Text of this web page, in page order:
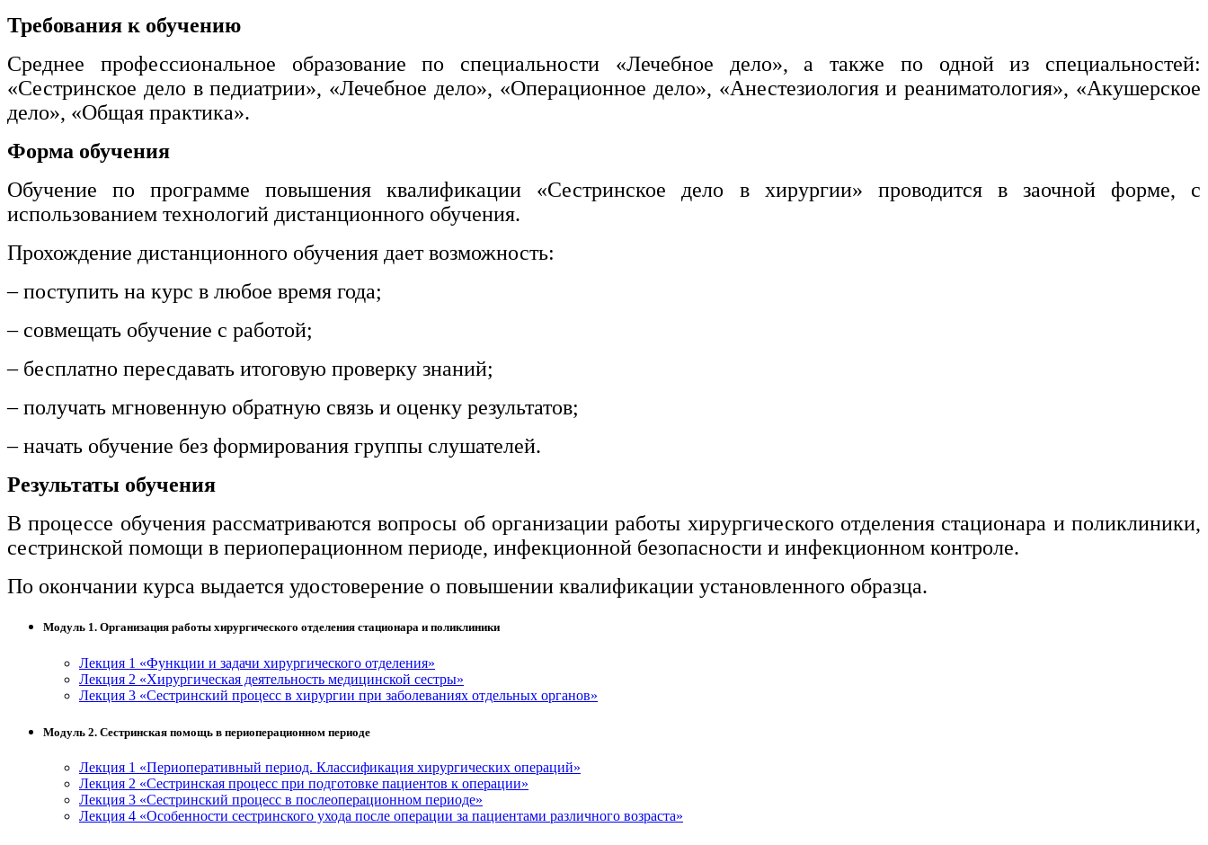
Средства массовой информации и
информативно-библиотечное дело
Управление в технических системах
Ветеринария и зоотехника
Подготовка к периодической
Основные Услуги
Дополнительные Услуги
Требования к обучению
Среднее профессиональное образование по специальности «Лечебное дело», а также по одной из специальностей:
«Сестринское дело в педиатрии», «Лечебное дело», «Операционное дело», «Анестезиология и реаниматология», «Акушерское
дело», «Общая практика».
Форма обучения
Обучение по программе повышения квалификации «Сестринское дело в хирургии» проводится в заочной форме, с
использованием технологий дистанционного обучения.
Прохождение дистанционного обучения дает возможность:
– поступить на курс в любое время года;
– совмещать обучение с работой;
– бесплатно пересдавать итоговую проверку знаний;
– получать мгновенную обратную связь и оценку результатов;
– начать обучение без формирования группы слушателей.
Результаты обучения
В процессе обучения рассматриваются вопросы об организации работы хирургического отделения стационара и поликлиники,
сестринской помощи в периоперационном периоде, инфекционной безопасности и инфекционном контроле.
По окончании курса выдается удостоверение о повышении квалификации установленного образца.
Модуль 1. Организация работы хирургического отделения стационара и поликлиники
Лекция 1 «Функции и задачи хирургического отделения»
Лекция 2 «Хирургическая деятельность медицинской сестры»
Лекция 3 «Сестринский процесс в хирургии при заболеваниях отдельных органов»
Модуль 2. Сестринская помощь в периоперационном периоде
Лекция 1 «Периоперативный период. Классификация хирургических операций»
Лекция 2 «Сестринская процесс при подготовке пациентов к операции»
Лекция 3 «Сестринский процесс в послеоперационном периоде»
Лекция 4 «Особенности сестринского ухода после операции за пациентами различного возраста»